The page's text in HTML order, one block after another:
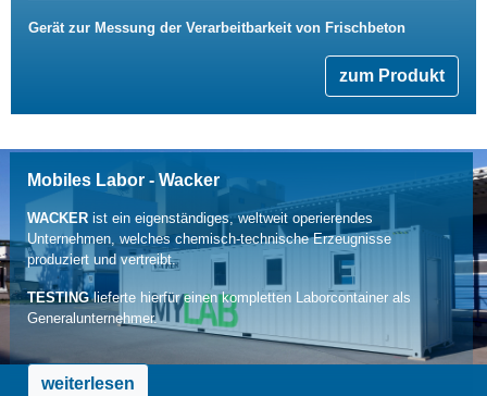
Gerät zur Messung der Verarbeitbarkeit von Frischbeton
zum Produkt
Mobiles Labor - Wacker
WACKERist ein eigenständiges, weltweit operierendes
Unternehmen, welches chemisch-technische Erzeugnisse
produziert und vertreibt.
TESTINGlieferte hierfür einen kompletten Laborcontainer als
Generalunternehmer.
weiterlesen